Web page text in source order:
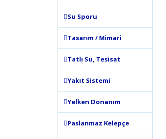
Su Sporu
Tasarım / Mimari
Tatlı Su, Tesisat
Yakıt Sistemi
Yelken Donanım
Paslanmaz Kelepçe